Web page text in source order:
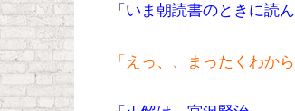
「いま朝読書のときに読
「えっ、、まったくわから